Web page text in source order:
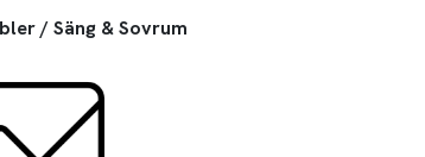
/ Säng & Sovrum